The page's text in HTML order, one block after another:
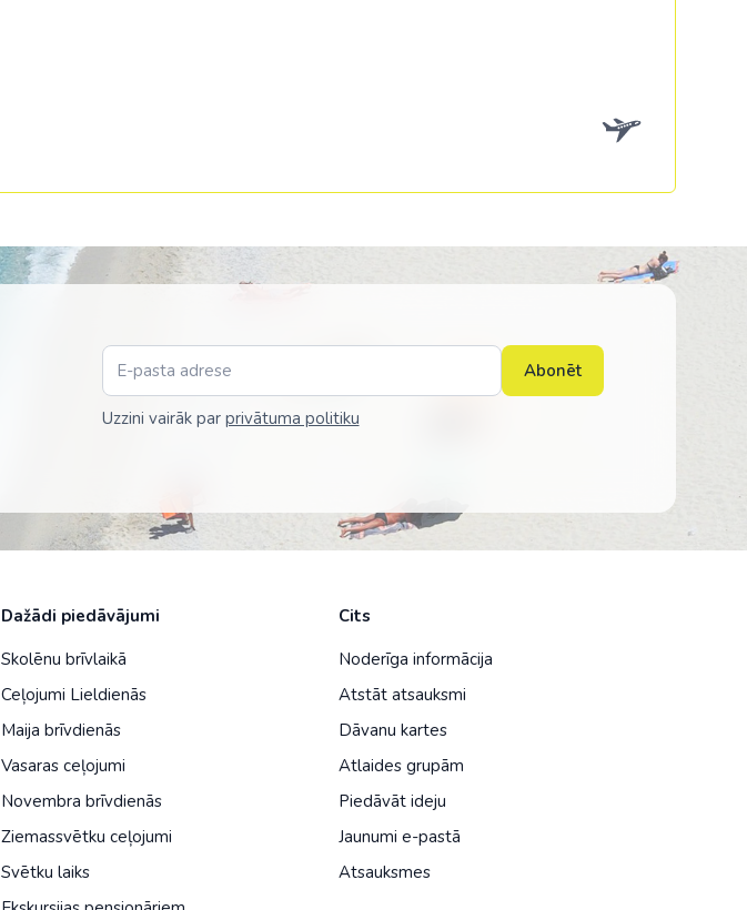
Uzzini vairāk par privātuma politiku
Abonēt
Dažādi piedāvājumi
Skolēnu brīvlaikā
Ceļojumi Lieldienās
Maija brīvdienās
Vasaras ceļojumi
Novembra brīvdienās
Ziemassvētku ceļojumi
Svētku laiks
Cits
Noderīga informācija
Atstāt atsauksmi
Dāvanu kartes
Atlaides grupām
Piedāvāt ideju
Jaunumi e-pastā
Atsauksmes